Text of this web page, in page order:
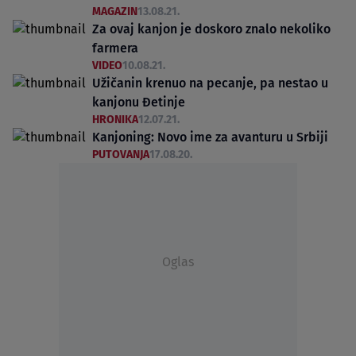
MAGAZIN13.08.21.
Za ovaj kanjon je doskoro znalo nekoliko
farmera
VIDEO10.08.21.
Užičanin krenuo na pecanje, pa nestao u
kanjonu Đetinje
HRONIKA12.07.21.
Kanjoning: Novo ime za avanturu u Srbiji
PUTOVANJA17.08.20.
Oglas